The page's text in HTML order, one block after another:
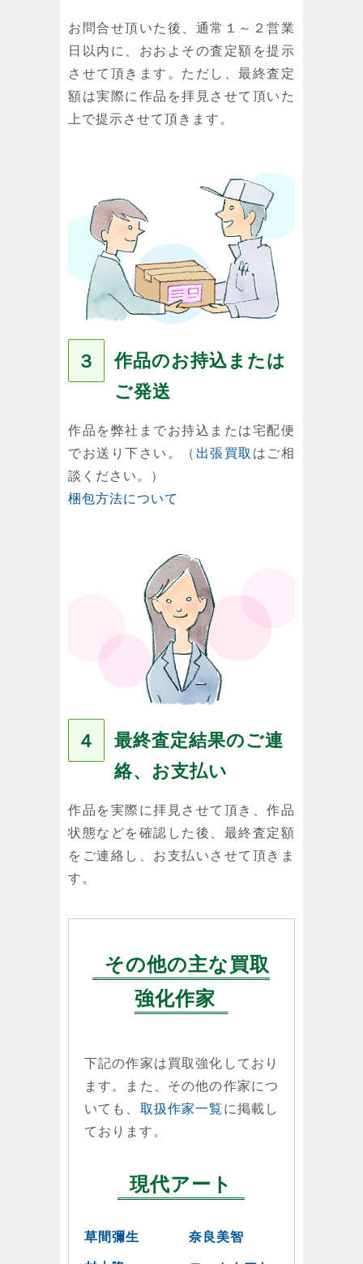
お問合せ頂いた後、通常１～２営業
日以内に、おおよその査定額を提示
させて頂きます。ただし、最終査定
額は実際に作品を拝見させて頂いた
上で提示させて頂きます。
３
作品のお持込または
ご発送
作品を弊社までお持込または宅配便
でお送り下さい。（ 出張買取 はご相
談ください。）
梱包方法について
４
最終査定結果のご連
絡、お支払い
作品を実際に拝見させて頂き、作品
状態などを確認した後、最終査定額
をご連絡し、お支払いさせて頂きま
す。
その他の主な買取
強化作家
下記の作家は買取強化しており
ます。また、その他の作家につ
いても、 取扱作家一覧 に掲載し
ております。
現代アート
草間彌生 奈良美智